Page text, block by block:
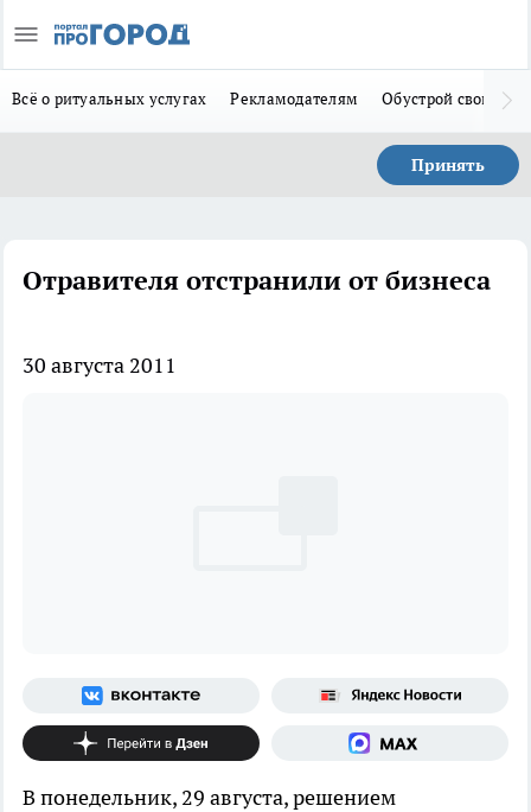
Всё о ритуальных услугах Рекламодателям Обустрой свой дом
Принять
Отравителя отстранили от бизнеса
30 августа 2011
В понедельник, 29 августа, решением